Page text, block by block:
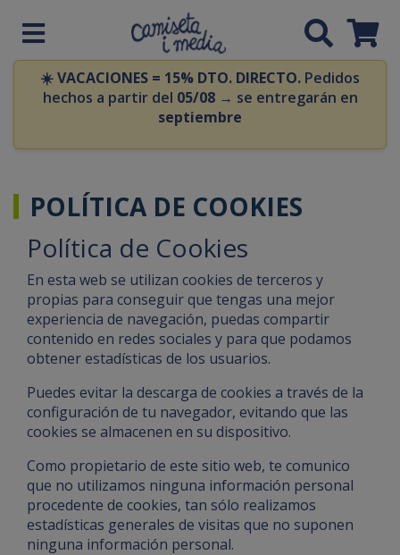
☀️VACACIONES = 15% DTO. DIRECTO. Pedidos
hechos a partir del 05/08→ se entregarán en
septiembre
POLÍTICA DE COOKIES
Política de Cookies
En esta web se utilizan cookies de terceros y
propias para conseguir que tengas una mejor
experiencia de navegación, puedas compartir
contenido en redes sociales y para que podamos
obtener estadísticas de los usuarios.
Puedes evitar la descarga de cookies a través de la
configuración de tu navegador, evitando que las
cookies se almacenen en su dispositivo.
Como propietario de este sitio web, te comunico
que no utilizamos ninguna información personal
procedente de cookies, tan sólo realizamos
estadísticas generales de visitas que no suponen
ninguna información personal.